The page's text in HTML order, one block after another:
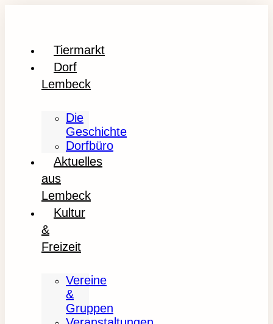
Tiermarkt
Dorf
Lembeck
Die
Geschichte
Dorfbüro
Aktuelles
aus
Lembeck
Kultur
&
Freizeit
Vereine
&
Gruppen